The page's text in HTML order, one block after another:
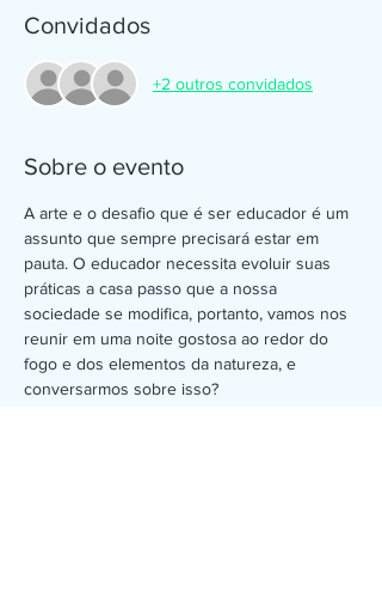
Convidados
+2 outros convidados
Sobre o evento
A arte e o desafio que é ser educador é um
assunto que sempre precisará estar em
pauta. O educador necessita evoluir suas
práticas a casa passo que a nossa
sociedade se modifica, portanto, vamos nos
reunir em uma noite gostosa ao redor do
fogo e dos elementos da natureza, e
conversarmos sobre isso?